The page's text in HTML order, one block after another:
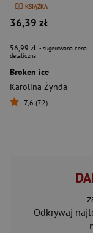
KSIĄŻKA
36,39 zł
56,99 zł - sugerowana cena
detaliczna
Broken ice
Karolina Żynda
7,6 (72)
Odkrywaj